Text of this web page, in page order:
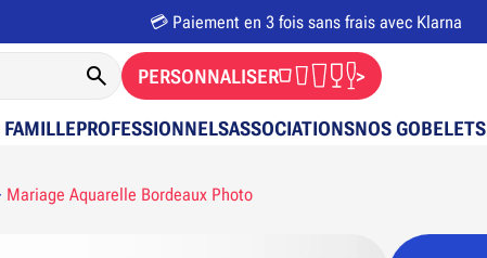
💳 Paiement en 3 fois sans frais avec Klarna
PERSONNALISER >
PROFESSIONNELSASSOCIATIONSNOS GOBELETS
Mariage Aquarelle Bordeaux Photo